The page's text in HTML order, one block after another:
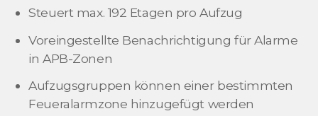
Steuert max. 192 Etagen pro Aufzug
Voreingestellte Benachrichtigung für Alarme
in APB-Zonen
Aufzugsgruppen können einer bestimmten
Feueralarmzone hinzugefügt werden